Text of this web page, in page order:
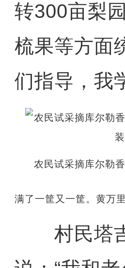
转300亩梨
梳果等方面
们指导，我
农民试采摘库尔勒
满了一筐又一筐。黄
村民塔吉